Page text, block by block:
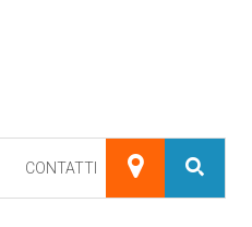
CONTATTI